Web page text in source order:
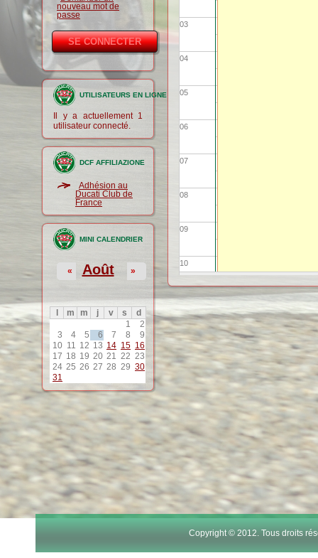
nouveau mot de
passe
UTILISATEURS EN LIGNE
Il y a actuellement 1
utilisateur connecté.
DCF AFFILIAZIONE
Adhésion au
Ducati Club de
France
MINI CALENDRIER
Août
« »
m m j v s
d
1
2
3
4 5 6 7 8
9
10 11 12 13 14 15 16
17 18 19 20 21 22 23
24 25 26 27 28 29 30
31
03
04
05
06
07
08
09
10
11
12
13
15
17
Copyright © 2012. Tous droits